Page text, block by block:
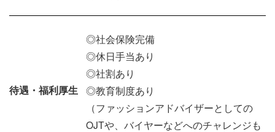
待遇・福利厚生
◎社会保険完備
◎休日手当あり
◎社割あり
◎教育制度あり
（ファッションアドバイザーとしての
OJTや、バイヤーなどへのチャレンジも